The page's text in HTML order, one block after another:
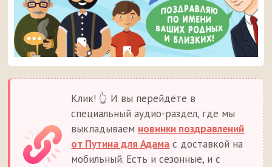
Клик! 👆 И вы перейдёте в
специальный аудио-раздел, где мы
выкладываем новинки поздравлений
от Путина для Адама с доставкой на
мобильный. Есть и сезонные, и с